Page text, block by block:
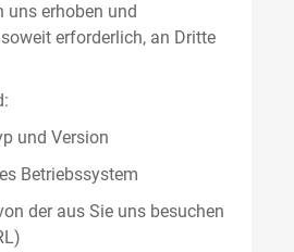
uns erhoben und
erforderlich, an Dritte
und Version
Betriebssystem
der aus Sie uns besuchen